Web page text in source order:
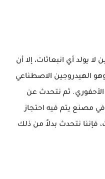
يولد أي انبعاثات، إلا أن
الهيدروجين الاصطناعي
ثم نتحدث عن
في مصنع يتم فيه احتجاز
فإننا نتحدث بدلاً من ذلك